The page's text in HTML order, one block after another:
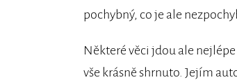
pochybný, co je ale
Některé věci jdou ale
vše krásně shrnuto. Jejím